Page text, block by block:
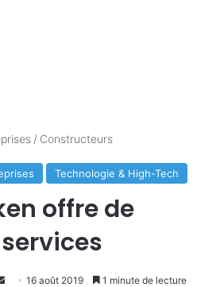
/ Constructeurs
Technologie & High-Tech
offre de
16 août 2019 1 minute de lecture